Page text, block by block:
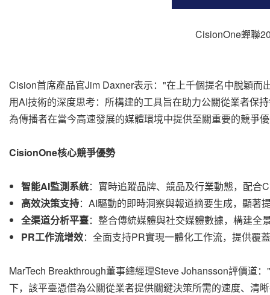
CisionOne蟬聯
Cision首席產品官Jim Daxner表示："在上千個提名中脫穎
用AI技術的深度思考：所構建的工具旨在助力公關從業者保
為傳播者在當今高速發展的媒體環境中提供至關重要的競爭
CisionOne核心競爭優勢
智能AI監測系統：實時追蹤品牌、競品及行業動態，配
高效決策支持：AI驅動的即時洞察與報道摘要生成，顯著
全渠道分析平臺：整合傳統媒體與社交媒體數據，構建全
PR工作流增效：全面支持PR實現一體化工作流，提供覆
MarTech Breakthrough董事總經理Steve Johansson評價道
下，該平臺憑借為公關從業者提供關鍵決策所需的速度、清